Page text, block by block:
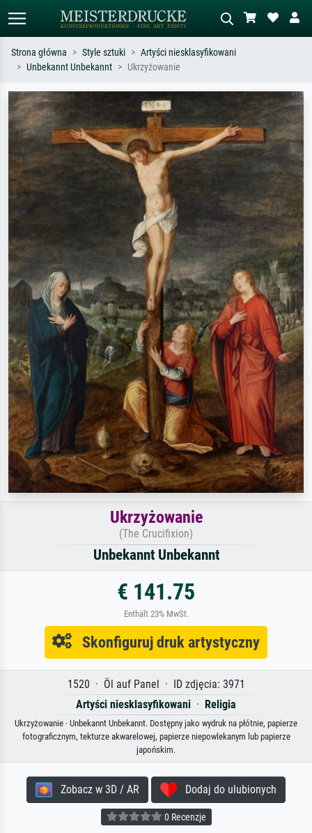
Szukaj wg artysty, tytułu lub stylu – np.
Monet, Gwiaździsta noc,
impresjonizm, fala Hokusaia, akt.
Opisz scenę – np. zielona łąka,
abstrakcja z czerwienią, ciemny olej,
stojący akt obok drzewa.
Strona główna Style sztuki
Artyści niesklasyfikowani
Unbekannt Unbekannt
Ukrzyżowanie
Ukrzyżowanie
(The Crucifixion)
Unbekannt Unbekannt
€ 141.75
Enthält 23% MwSt.
Skonfiguruj druk artystyczny
1520 · Öl auf Panel · ID zdjęcia: 3971
Artyści niesklasyfikowani · Religia
Ukrzyżowanie · Unbekannt Unbekannt. Dostępny jako wydruk na płótnie, papierze
fotograficznym, tekturze akwarelowej, papierze niepowlekanym lub papierze
japońskim.
Zobacz w 3D / AR Dodaj do ulubionych
0 Recenzje